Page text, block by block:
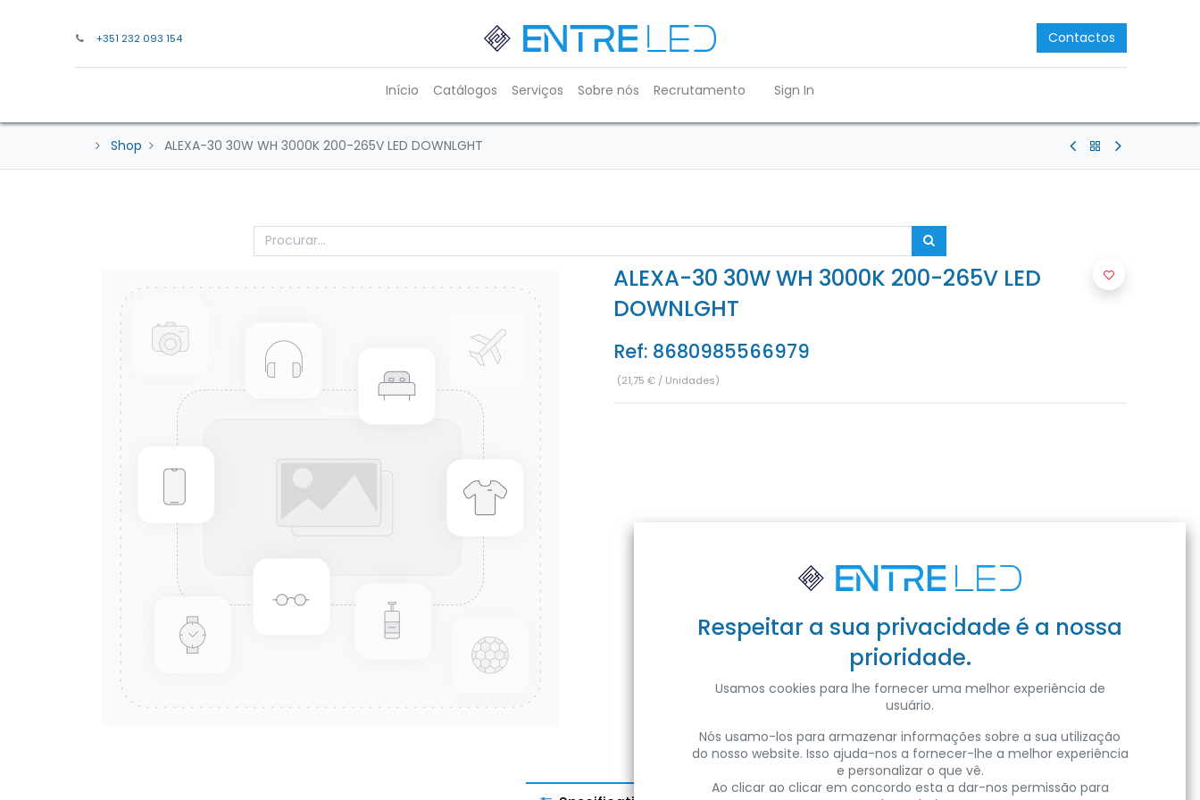
+351 232 093 154 Contactos
Início Catálogos Serviços Sobre nós Recrutamento Sign In
Shop ALEXA-30 30W WH 3000K 200-265V LED DOWNLGHT
ALEXA-30 30W WH 3000K 200-265V LED
DOWNLGHT
Ref: 8680985566979
(21,75 € / Unidades)
Respeitar a sua privacidade é a nossa
prioridade.
Usamos cookies para lhe fornecer uma melhor experiência de
usuário.
Nós usamo-los para armazenar informações sobre a sua utilização
do nosso website. Isso ajuda-nos a fornecer-lhe a melhor experiência
e personalizar o que vê.
Ao clicar ao clicar em concordo esta a dar-nos permissão para